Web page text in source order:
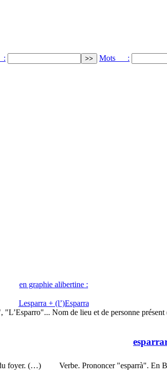
: Mots :
en graphie alibertine :
Lesparra + (l’)Esparra
"L’Esparro"... Nom de lieu et de personne
foyer. (…) Verbe. Prononcer "esparrà". En